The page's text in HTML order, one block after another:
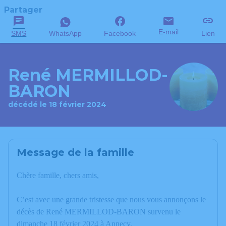
Partager
SMS WhatsApp Facebook E-mail Lien
René MERMILLOD-
BARON
décédé le 18 février 2024
Message de la famille
Chère famille, chers amis,
C’est avec une grande tristesse que nous vous annonçons le
décès de René MERMILLOD-BARON survenu le
dimanche 18 février 2024 à Annecy.